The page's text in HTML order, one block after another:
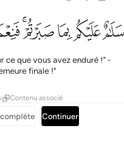
سلام عليكم بما صبرتم فنعم عقبى الدار ٢٤
سَلَـٰمٌ عَلَيْكُم بِمَا صَبَرْتُمْ ۚ فَنِعْمَ
ﲎﲏﲐﲑﲒ
ce que vous avez enduré !" -
finale !"
Contenu associé
Continuer